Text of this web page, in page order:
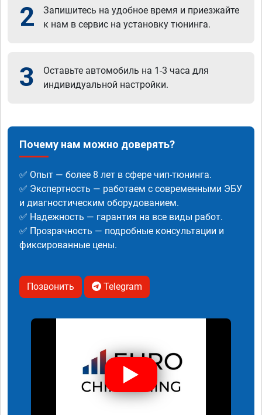
2
Запишитесь на удобное время и приезжайте
к нам в сервис на установку тюнинга.
3
Оставьте автомобиль на 1-3 часа для
индивидуальной настройки.
Почему нам можно доверять?
✅ Опыт — более 8 лет в сфере чип-тюнинга.
✅ Экспертность — работаем с современными ЭБУ
и диагностическим оборудованием.
✅ Надежность — гарантия на все виды работ.
✅ Прозрачность — подробные консультации и
фиксированные цены.
Позвонить Telegram